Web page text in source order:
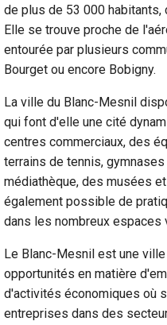
de plus de 53 000
Elle se trouve proche de
entourée par plusieurs
Bourget ou encore Bobigny.
La ville du Blanc-Mesnil
qui font d'elle une cité
centres commerciaux, des
terrains de tennis, gymnases
médiathèque, des musées
également possible de
dans les nombreux espaces
Le Blanc-Mesnil est une
opportunités en matière
d'activités économiques où
entreprises dans des